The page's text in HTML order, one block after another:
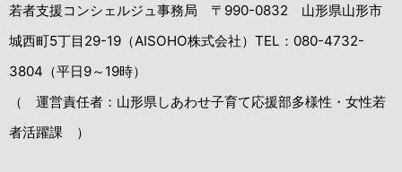
若者支援コンシェルジュ事務局 〒990-0832 山形県山形市
城西町5丁目29-19（AISOHO株式会社）TEL：080-4732-
3804（平日9～19時）
（ 運営責任者：山形県しあわせ子育て応援部多様性・女性若
者活躍課 ）